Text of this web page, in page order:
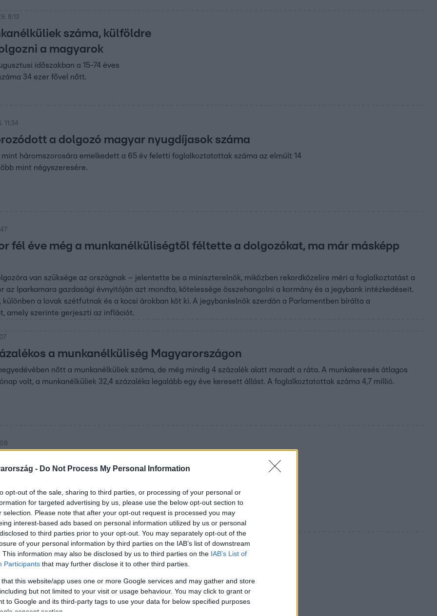
- Do Not Process My Personal Information
opt-out of the sale, sharing to third parties, or processing of your personal or
for targeted advertising by us, please use the below opt-out section to
selection. Please note that after your opt-out request is processed you may
interest-based ads based on personal information utilized by us or personal
to third parties prior to your opt-out. You may separately opt-out of the
of your personal information by third parties on the IAB’s list of downstream
This information may also be disclosed by us to third parties on the IAB’s List of
Participants that may further disclose it to other third parties.
that this website/app uses one or more Google services and may gather and store
but not limited to your visit or usage behaviour. You may click to grant or
to Google and its third-party tags to use your data for below specified purposes
consent section.
8:13
száma, külföldre
a magyarok
időszakban a 15-74 éves
34 ezer fővel nőtt.
11:34
a dolgozó magyar nyugdíjasok száma
háromszorosára emelkedett a 65 év feletti foglalkoztatottak száma az elmúlt 14
mint négyszeresére.
fél éve még a munkanélküliségtől féltette a dolgozókat, ma már másképp
van szüksége az országnak – jelentette be a miniszterelnök, miközben rekordközelire méri a foglalkoztatást a
az Iparkamara gazdasági évnyitóján azt mondta, kötelessége összehangolni a kormány és a jegybank intézkedéseit.
különben a lovak szétfutnak és a kocsi árokban köt ki. A jegybankelnök szerdán a Parlamentben bírálta a
amely szerinte gerjeszti az inflációt.
a munkanélküliség Magyarországon
nőtt a munkanélküliek száma, de még mindig 4 százalék alatt maradt a ráta. A munkakeresés átlagos
volt, a munkanélküliek 32,4 százaléka legalább egy éve keresett állást. A foglalkoztatottak száma 4,7 millió.
elterjedt a körükben.
de a munkanélküliség még nem
átlagos időtartama 9,1 hónap volt, a munkanélküliek 32,1
egy éve keresett állást.